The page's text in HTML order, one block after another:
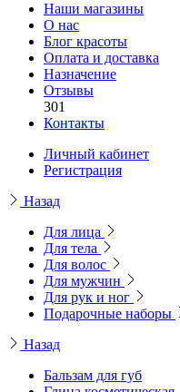
Наши магазины
О нас
Блог красоты
Оплата и доставка
Назначение
Отзывы
301
Контакты
Личный кабинет
Регистрация
Назад
Для лица
Для тела
Для волос
Для мужчин
Для рук и ног
Подарочные наборы
Назад
Бальзам для губ